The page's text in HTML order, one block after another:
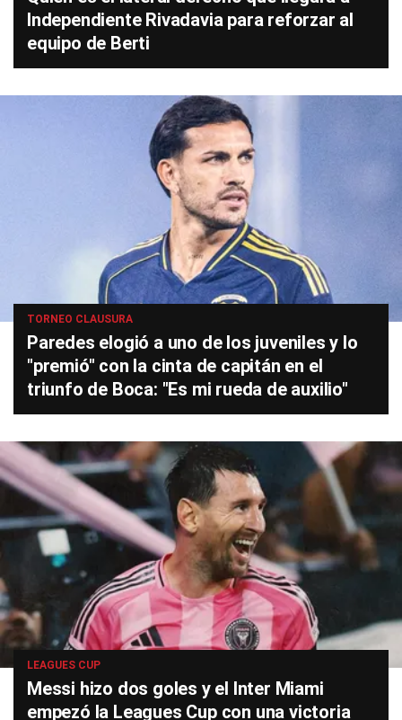
Independiente Rivadavia para reforzar al
equipo de Berti
TORNEO CLAUSURA
Paredes elogió a uno de los juveniles y lo
"premió" con la cinta de capitán en el
triunfo de Boca: "Es mi rueda de auxilio"
LEAGUES CUP
Messi hizo dos goles y el Inter Miami
empezó la Leagues Cup con una victoria